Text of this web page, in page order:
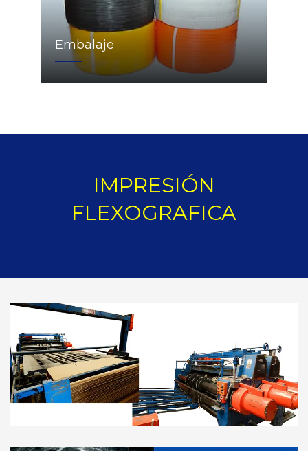
Embalaje
IMPRESIÓN
FLEXOGRAFICA